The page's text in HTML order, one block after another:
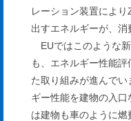
レーション装置によ
出すエネルギーが、
EUではこのような
も、エネルギー性能
た取り組みが進んで
ギー性能を建物の入
は建物も車のように